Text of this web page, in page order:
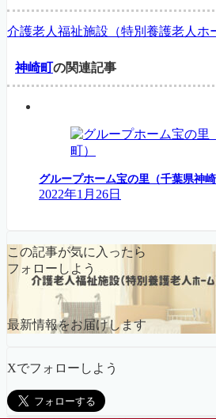
介護老人福祉施設（特別養護老人ホ
神崎町の関連記事
グループホーム宝の里（千葉県神崎
2022年1月26日
この記事が気に入ったら
フォローしよう
最新情報をお届けします
Xでフォローしよう